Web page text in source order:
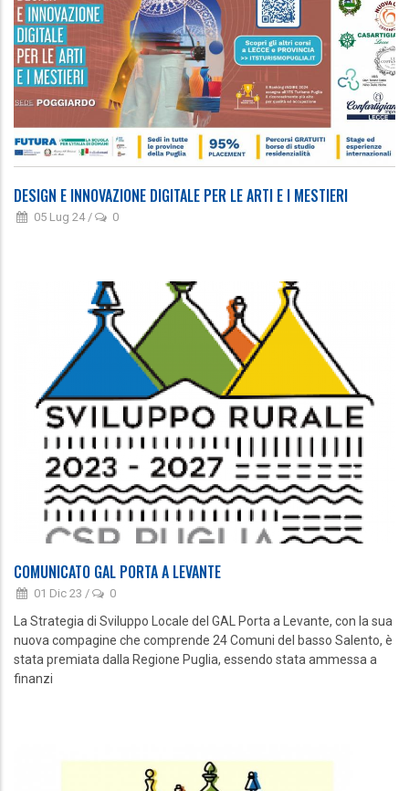
DESIGN E INNOVAZIONE DIGITALE PER LE ARTI E I MESTIERI
05 Lug 24 / 0
COMUNICATO GAL PORTA A LEVANTE
01 Dic 23 / 0
La Strategia di Sviluppo Locale del GAL Porta a Levante, con la sua
nuova compagine che comprende 24 Comuni del basso Salento, è
stata premiata dalla Regione Puglia, essendo stata ammessa a
finanzi